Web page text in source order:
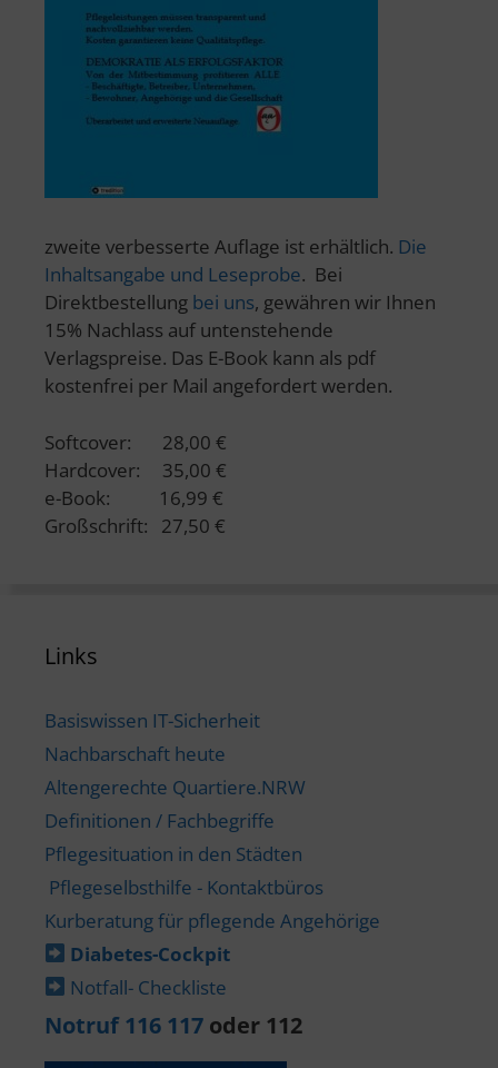
zweite verbesserte Auflage ist erhältlich. Die
Inhaltsangabe und Leseprobe. Bei
Direktbestellung bei uns, gewähren wir Ihnen
15% Nachlass auf untenstehende
Verlagspreise. Das E-Book kann als pdf
kostenfrei per Mail angefordert werden.
Softcover: 28,00 €
Hardcover: 35,00 €
e-Book: 16,99 €
Großschrift: 27,50 €
Links
Basiswissen IT-Sicherheit
Nachbarschaft heute
Altengerechte Quartiere.NRW
Definitionen / Fachbegriffe
Pflegesituation in den Städten
Pflegeselbsthilfe - Kontaktbüros
Kurberatung für pflegende Angehörige
Diabetes-​Cockpit
Notfall- Checkliste
Notruf 116 117 oder 112